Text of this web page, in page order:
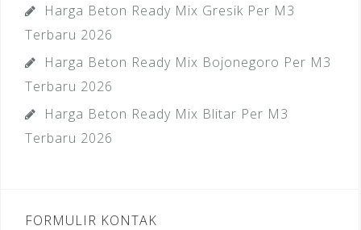
Harga Beton Ready Mix Gresik Per M3
Terbaru 2026
Harga Beton Ready Mix Bojonegoro Per M3
Terbaru 2026
Harga Beton Ready Mix Blitar Per M3
Terbaru 2026
FORMULIR KONTAK